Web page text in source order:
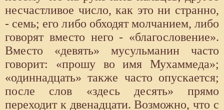
несчастливое число, как это ни странно,
- семь; его либо обходят молчанием, либо
говорят вместо него - «благословение».
Вместо «девять» мусульманин часто
говорит: «прошу во имя Мухаммеда»;
«одиннадцать» также часто опускается;
после слов «здесь десять» прямо
переходит к двенадцати. Возможно, что с